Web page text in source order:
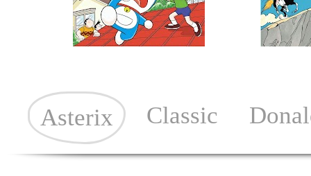
Asterix Classic